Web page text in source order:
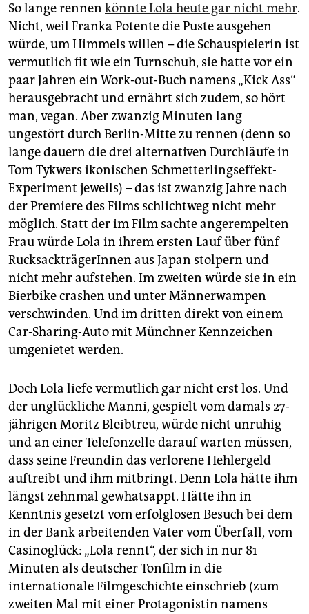
fragen & hilfe
unterstützen
abo
genossenschaft
epaper login
So lange rennen könnte Lola heute gar nicht mehr.
Nicht, weil Franka Potente die Puste ausgehen
würde, um Himmels willen – die Schauspielerin ist
vermutlich fit wie ein Turnschuh, sie hatte vor ein
paar Jahren ein Work-out-Buch namens „Kick Ass“
herausgebracht und ernährt sich zudem, so hört
man, vegan. Aber zwanzig Minuten lang
ungestört durch Berlin-Mitte zu rennen (denn so
lange dauern die drei alternativen Durchläufe in
Tom Tykwers ikonischen Schmetterlingseffekt-
Experiment jeweils) – das ist zwanzig Jahre nach
der Premiere des Films schlichtweg nicht mehr
möglich. Statt der im Film sachte angerempelten
Frau würde Lola in ihrem ersten Lauf über fünf
RucksackträgerInnen aus Japan stolpern und
nicht mehr aufstehen. Im zweiten würde sie in ein
Bierbike crashen und unter Männerwampen
verschwinden. Und im dritten direkt von einem
Car-Sharing-Auto mit Münchner Kennzeichen
umgenietet werden.
Doch Lola liefe vermutlich gar nicht erst los. Und
der unglückliche Manni, gespielt vom damals 27-
jährigen Moritz Bleibtreu, würde nicht unruhig
und an einer Telefonzelle darauf warten müssen,
dass seine Freundin das verlorene Hehlergeld
auftreibt und ihm mitbringt. Denn Lola hätte ihm
längst zehnmal gewhatsappt. Hätte ihn in
Kenntnis gesetzt vom erfolglosen Besuch bei dem
in der Bank arbeitenden Vater vom Überfall, vom
Casinoglück: „Lola rennt“, der sich in nur 81
Minuten als deutscher Tonfilm in die
internationale Filmgeschichte einschrieb (zum
zweiten Mal mit einer Protagonistin namens